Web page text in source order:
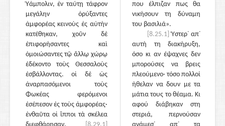
Ὑάμπολιν, ἐν ταύτῃ τάφρον
μεγάλην ὀρύξαντες
ἀμφορέας κεινοὺς ἐς αὐτὴν
κατέθηκαν, χοῦν δὲ
ἐπιφορήσαντες καὶ
ὁμοιώσαντες τῷ ἄλλῳ χώρῳ
ἐδέκοντο τοὺς Θεσσαλοὺς
ἐσβάλλοντας. οἱ δὲ ὡς
ἀναρπασόμενοι τοὺς
Φωκέας φερόμενοι
ἐσέπεσον ἐς τοὺς ἀμφορέας·
ἐνθαῦτα οἱ ἵπποι τὰ σκέλεα
που έλπιζαν πως θα
νικήσουν τη δύναμη
του βασιλιά».
[8.25.1] Ύστερ᾽ απ᾽
αυτή τη διακήρυξη,
όσο κι αν έψαχνες δεν
μπορούσες να βρεις
πλεούμενο· τόσο πολλοί
ήθελαν να δουν με τα
μάτια τους το θέαμα. Κι
αφού διάβηκαν στη
στεριά, περνούσαν